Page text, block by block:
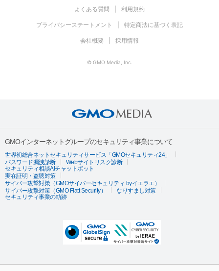
よくある質問 利用規約
プライバシーステートメント 特定商法に基づく表記
会社概要 採用情報
© GMO Media, Inc.
GMOインターネットグループのセキュリティ事業について
世界初総合ネットセキュリティサービス「GMOセキュリティ24」
パスワード漏洩診断
Webサイトリスク診断
セキュリティ相談AIチャットボット
実在証明・盗聴対策
サイバー攻撃対策（GMOサイバーセキュリティ byイエラエ）
サイバー攻撃対策（GMO Flatt Security）
なりすまし対策
セキュリティ事業の軌跡